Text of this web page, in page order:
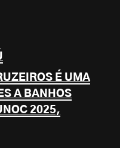
É UMA
A BANHOS
2025,